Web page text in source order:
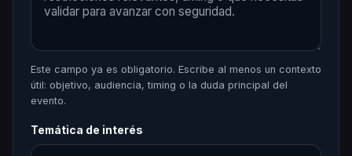
Este campo ya es obligatorio. Escribe al menos un contexto
útil: objetivo, audiencia, timing o la duda principal del
evento.
Temática de interés